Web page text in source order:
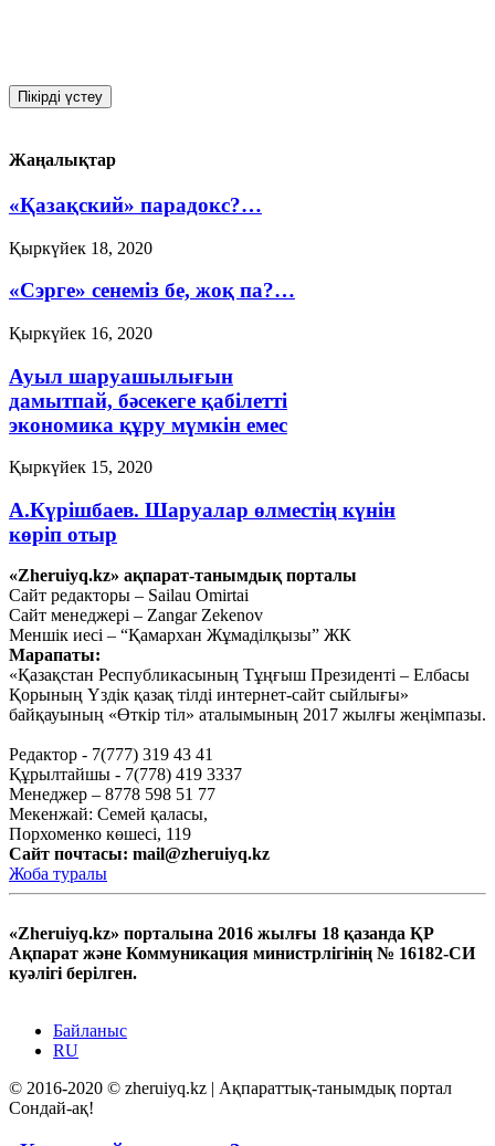
Жаңалықтар
«Қазақский» парадокс?…
Қыркүйек 18, 2020
«Сэрге» сенеміз бе, жоқ па?…
Қыркүйек 16, 2020
Ауыл шаруашылығын
дамытпай, бәсекеге қабілетті
экономика құру мүмкін емес
Қыркүйек 15, 2020
А.Күрішбаев. Шаруалар өлместің күнін
көріп отыр
Қыркүйек 14, 2020
Қысқасы, «полный хаос»!
Қыркүйек 10, 2020
Тағы оқу
«Zheruiyq.kz» ақпарат-танымдық порталы
Сайт редакторы – Sailau Omirtai
Сайт менеджері – Zangar Zekenov
Меншік иесі – “Қамархан Жұмаділқызы” ЖК
Марапаты:
«Қазақстан Республикасының Тұңғыш Президенті – Елбасы
Қорының Үздік қазақ тілді интернет-сайт сыйлығы»
байқауының «Өткір тіл» аталымының 2017 жылғы жеңімпазы.
Редактор - 7(777) 319 43 41
Құрылтайшы - 7(778) 419 3337
Менеджер – 8778 598 51 77
Мекенжай: Семей қаласы,
Порхоменко көшесі, 119
Сайт почтасы: mail@zheruiyq.kz
Жоба туралы
«Zheruiyq.kz» порталына 2016 жылғы 18 қазанда ҚР
Ақпарат және Коммуникация министрлігінің № 16182-СИ
куәлігі берілген.
Байланыс
RU
© 2016-2020 © zheruiyq.kz | Ақпараттық-танымдық портал
Сондай-ақ!